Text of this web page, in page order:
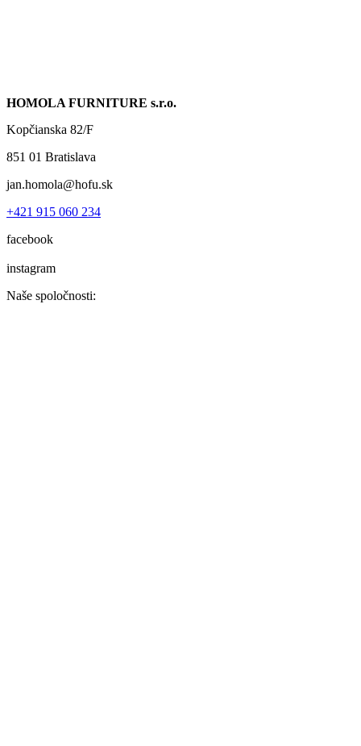
HOMOLA FURNITURE s.r.o.
Kopčianska 82/F
851 01 Bratislava
jan.homola@hofu.sk
+421 915 060 234
facebook
instagram
Naše spoločnosti: